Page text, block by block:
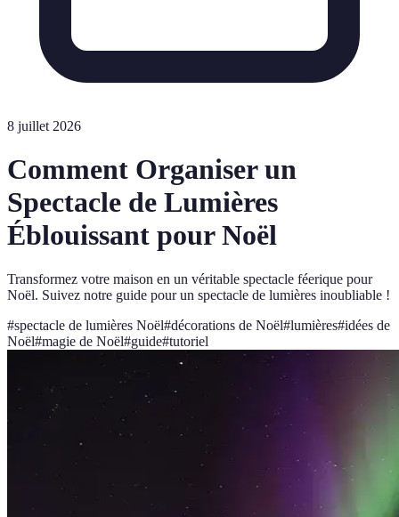
8 juillet 2026
Comment Organiser un
Spectacle de Lumières
Éblouissant pour Noël
Transformez votre maison en un véritable spectacle féerique pour
Noël. Suivez notre guide pour un spectacle de lumières inoubliable !
#spectacle de lumières Noël#décorations de Noël#lumières#idées de
Noël#magie de Noël#guide#tutoriel